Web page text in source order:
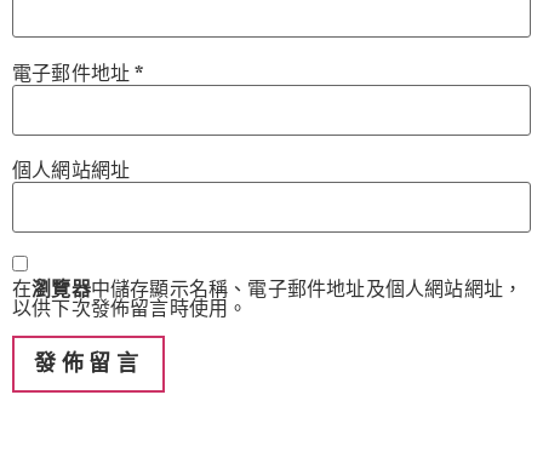
電子郵件地址*
個人網站網址
在瀏覽器中儲存顯示名稱、電子郵件地址及個人網站網址，
以供下次發佈留言時使用。